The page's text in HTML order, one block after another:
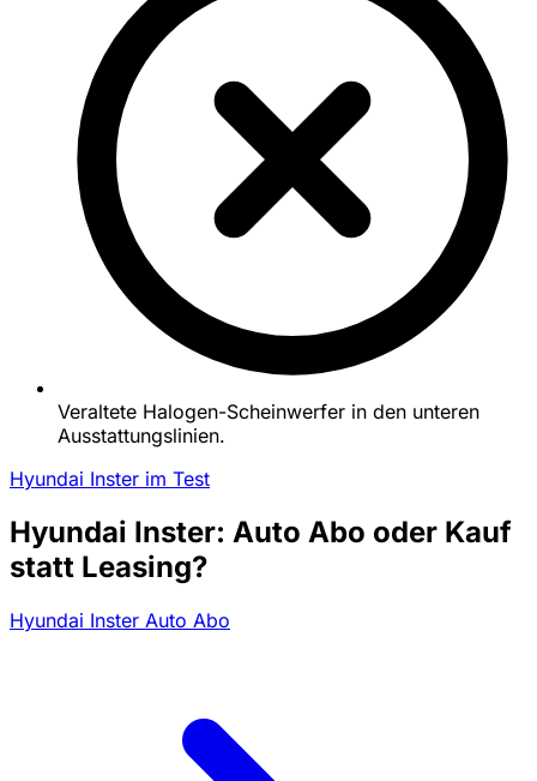
Veraltete Halogen-Scheinwerfer in den unteren
Ausstattungslinien.
Hyundai Inster im Test
Hyundai Inster: Auto Abo oder Kauf
statt Leasing?
Hyundai Inster Auto Abo